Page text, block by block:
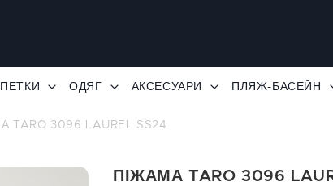
ОДЯГ АКСЕСУАРИ ПЛЯЖ-БАСЕЙН
TARO 3096 LAUREL SS24
ПІЖАМА TARO 3096